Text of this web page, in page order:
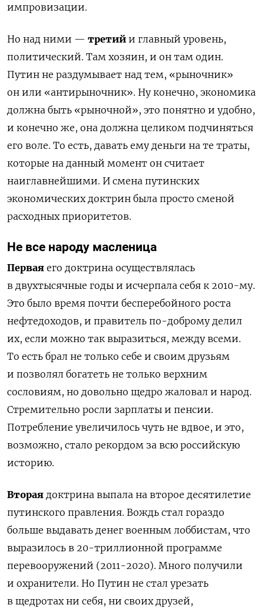
импровизации.
Но над ними — третий и главный уровень,
политический. Там хозяин, и он там один.
Путин не раздумывает над тем, «рыночник»
он или «антирыночник». Ну конечно, экономика
должна быть «рыночной», это понятно и удобно,
и конечно же, она должна целиком подчиняться
его воле. То есть, давать ему деньги на те траты,
которые на данный момент он считает
наиглавнейшими. И смена путинских
экономических доктрин была просто сменой
расходных приоритетов.
Не все народу масленица
Первая его доктрина осуществлялась
в двухтысячные годы и исчерпала себя к 2010-му.
Это было время почти бесперебойного роста
нефтедоходов, и правитель по-доброму делил
их, если можно так выразиться, между всеми.
То есть брал не только себе и своим друзьям
и позволял богатеть не только верхним
сословиям, но довольно щедро жаловал и народ.
Стремительно росли зарплаты и пенсии.
Потребление увеличилось чуть не вдвое, и это,
возможно, стало рекордом за всю российскую
историю.
Вторая доктрина выпала на второе десятилетие
путинского правления. Вождь стал гораздо
больше выдавать денег военным лоббистам, что
выразилось в 20-триллионной программе
перевооружений (2011-2020). Много получили
и охранители. Но Путин не стал урезать
в щедротах ни себя, ни своих друзей,